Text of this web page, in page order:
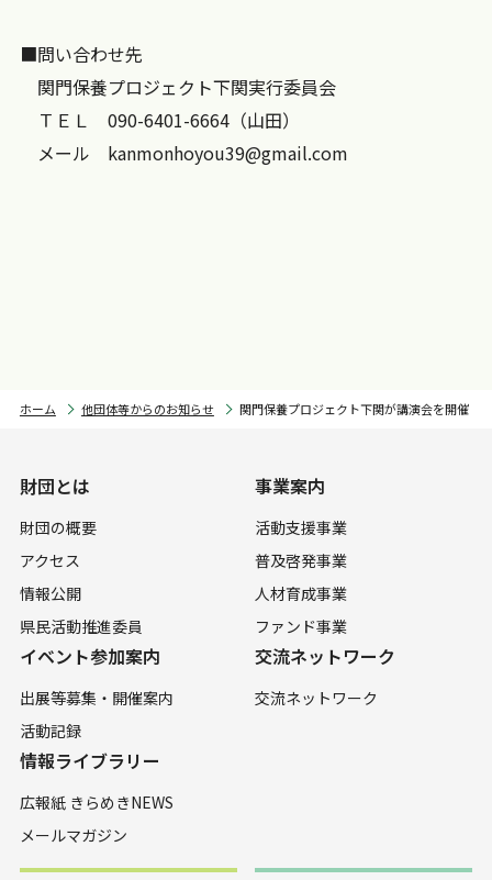
■問い合わせ先
関門保養プロジェクト下関実行委員会
ＴＥＬ 090-6401-6664（山田）
メール kanmonhoyou39@gmail.com
ホーム 他団体等からのお知らせ 関門保養プロジェクト下関が講演会を開催
財団とは
財団の概要
アクセス
情報公開
県民活動推進委員
事業案内
活動支援事業
普及啓発事業
人材育成事業
ファンド事業
イベント参加案内
出展等募集・開催案内
活動記録
交流ネットワーク
交流ネットワーク
情報ライブラリー
広報紙 きらめきNEWS
メールマガジン